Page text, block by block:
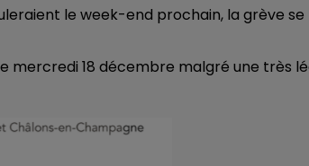
le week-end prochain, la grève se
mercredi 18 décembre malgré une très